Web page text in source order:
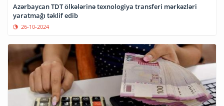
Azərbaycan TDT ölkələrinə texnologiya transferi mərkəzləri
yaratmağı təklif edib
26-10-2024